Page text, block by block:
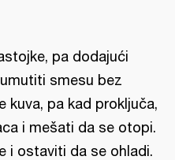
pa dodajući
smesu bez
kuva, pa kad proključa,
i mešati da se otopi.
i ostaviti da se ohladi.